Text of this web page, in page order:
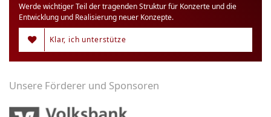
Werde wichtiger Teil der tragenden Struktur für Konzerte und die
Entwicklung und Realisierung neuer Konzepte.
Klar, ich unterstütze
Unsere Förderer und Sponsoren